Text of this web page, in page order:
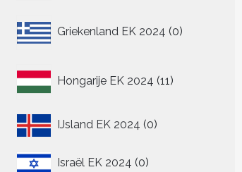
Griekenland EK 2024 0
producten
Hongarije EK 2024 11
producten
IJsland EK 2024 00
Israël EK 2024 00